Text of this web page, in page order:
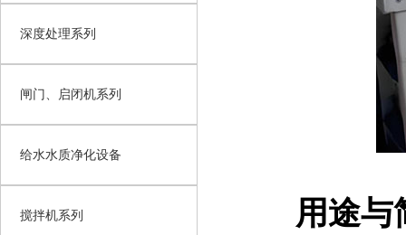
深度处理系列
闸门、启闭机系列
给水水质净化设备
搅拌机系列
用途与